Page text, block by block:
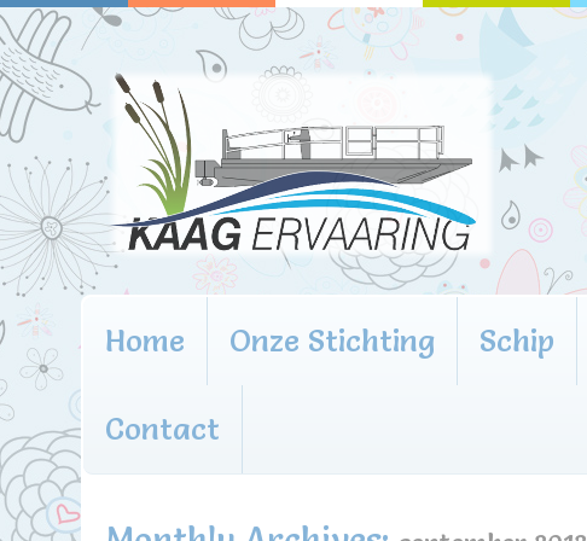
Home Onze Stichting Schip
Contact